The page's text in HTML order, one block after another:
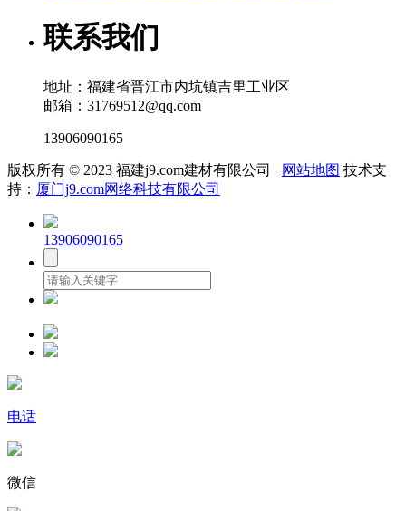
联系我们
地址：福建省晋江市内坑镇吉里工业区
邮箱：31769512@qq.com
13906090165
版权所有 © 2023 福建j9.com建材有限公司 网站地图 技术支
持： 厦门j9.com网络科技有限公司
13906090165
电话
微信